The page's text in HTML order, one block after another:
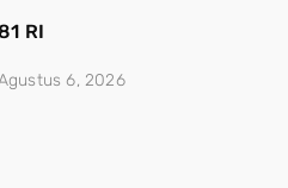
RI
6, 2026